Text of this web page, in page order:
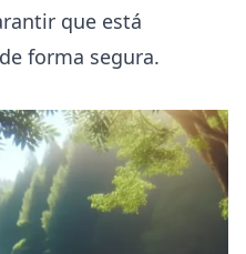
que está
forma segura.